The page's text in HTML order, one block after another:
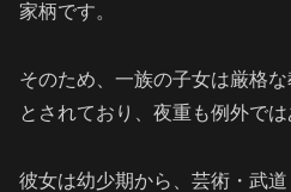
家柄です。
そのため、一族の子女は厳格
とされており、夜重も例外では
彼女は幼少期から、芸術・武道